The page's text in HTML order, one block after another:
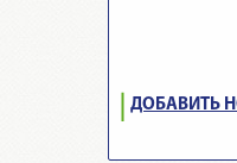
ДОБАВИТЬ